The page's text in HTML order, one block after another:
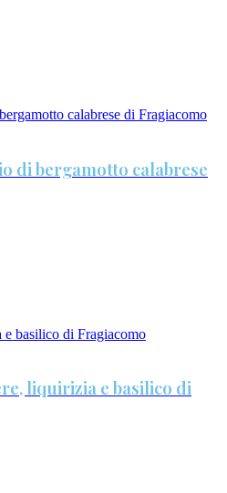
di bergamotto calabrese
liquirizia e basilico di